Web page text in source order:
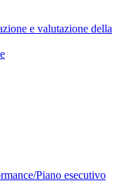
e valutazione della
Piano esecutivo